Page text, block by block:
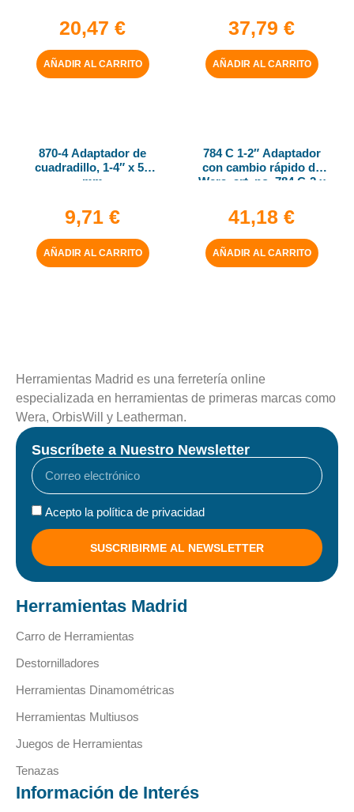
20,47 €
AÑADIR AL CARRITO
37,79 €
AÑADIR AL CARRITO
870-4 Adaptador de
cuadradillo, 1-4″ x 50
mm
9,71 €
AÑADIR AL CARRITO
784 C 1-2″ Adaptador
con cambio rápido de
Wera, art. no. 784 C-2 x
41,18 €
AÑADIR AL CARRITO
Herramientas Madrid es una ferretería online
especializada en herramientas de primeras marcas como
Wera, OrbisWill y Leatherman.
Suscríbete a Nuestro Newsletter
Acepto la política de privacidad
SUSCRIBIRME AL NEWSLETTER
Herramientas Madrid
Carro de Herramientas
Destornilladores
Herramientas Dinamométricas
Herramientas Multiusos
Juegos de Herramientas
Tenazas
Información de Interés